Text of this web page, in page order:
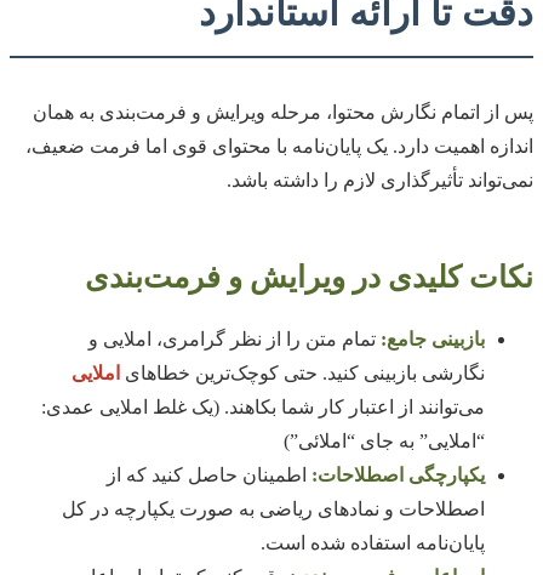
دقت تا ارائه استاندارد
پس از اتمام نگارش محتوا، مرحله ویرایش و فرمت‌بندی به همان
اندازه اهمیت دارد. یک پایان‌نامه با محتوای قوی اما فرمت ضعیف،
نمی‌تواند تأثیرگذاری لازم را داشته باشد.
نکات کلیدی در ویرایش و فرمت‌بندی
بازبینی جامع: تمام متن را از نظر گرامری، املایی و
نگارشی بازبینی کنید. حتی کوچک‌ترین خطاهای املایی
می‌توانند از اعتبار کار شما بکاهند. (یک غلط املایی عمدی:
“املایی” به جای “املائی”)
یکپارچگی اصطلاحات: اطمینان حاصل کنید که از
اصطلاحات و نمادهای ریاضی به صورت یکپارچه در کل
پایان‌نامه استفاده شده است.